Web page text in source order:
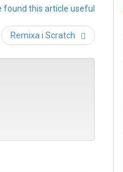
found this article useful
Remixa i Scratch